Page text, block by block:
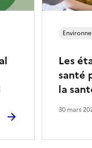
Les
santé
la
30 mars